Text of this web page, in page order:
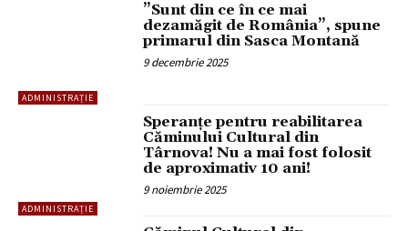
ADMINISTRAȚIE
”Sunt din ce în ce mai
dezamăgit de România”, spune
primarul din Sasca Montană
9 decembrie 2025
ADMINISTRAȚIE
Speranțe pentru reabilitarea
Căminului Cultural din
Târnova! Nu a mai fost folosit
de aproximativ 10 ani!
9 noiembrie 2025